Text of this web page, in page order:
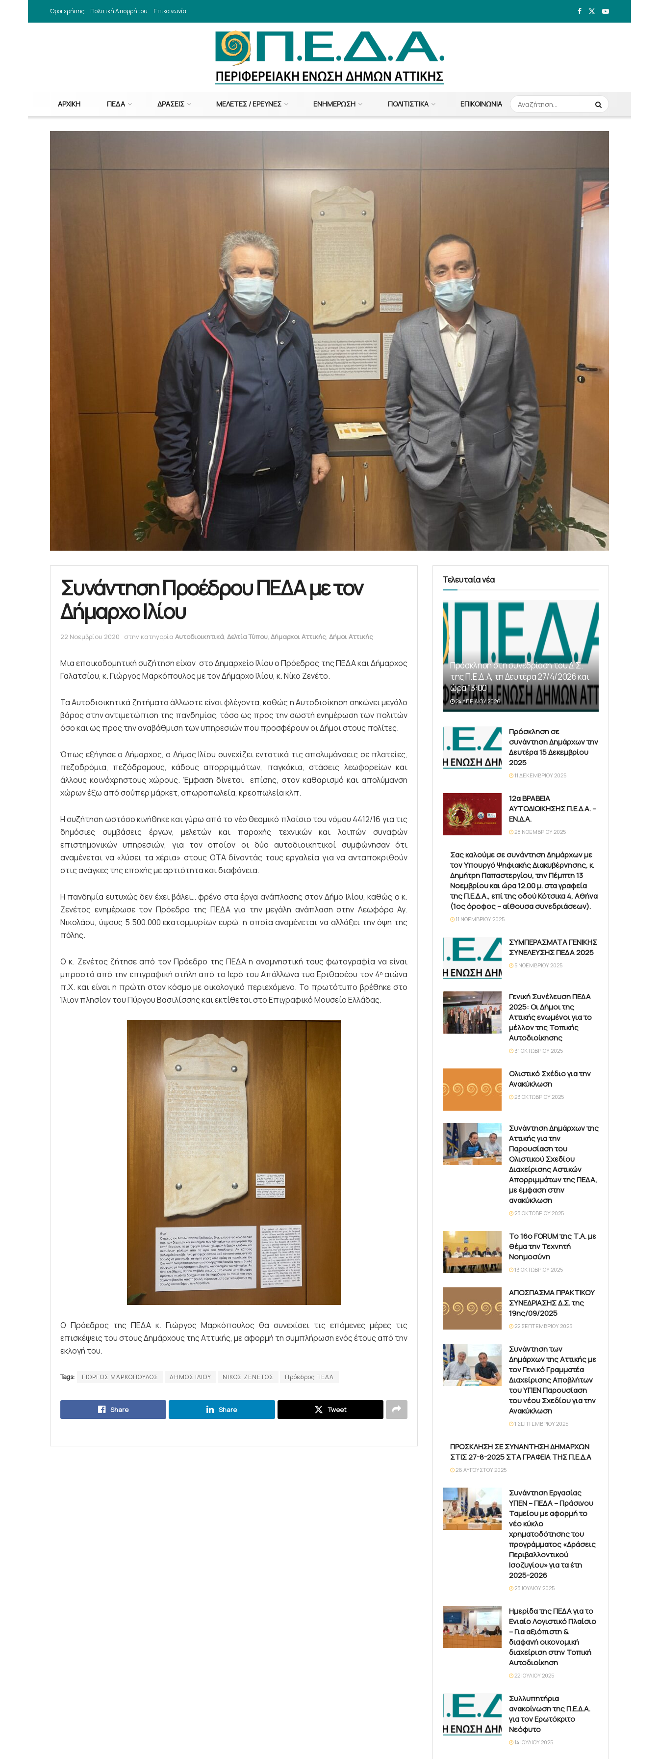
Όροι χρήσης Πολιτική Απορρήτου Επικοινωνία
ΑΡΧΙΚΉ ΠΕΔΑ ΔΡΆΣΕΙΣ ΜΕΛΈΤΕΣ / ΈΡΕΥΝΕΣ ΕΝΗΜΈΡΩΣΗ ΠΟΛΙΤΙΣΤΙΚΆ ΕΠΙΚΟΙΝΩΝΊΑ
Συνάντηση Προέδρου ΠΕΔΑ με τον
Δήμαρχο Ιλίου
22 Νοεμβρίου 2020 στην κατηγορία Αυτοδιοικητικά, Δελτία Τύπου, Δήμαρχοι Αττικής, Δήμοι Αττικής
Μια εποικοδομητική συζήτηση είχαν στο Δημαρχείο Ιλίου ο Πρόεδρος της ΠΕΔΑ και Δήμαρχος
Γαλατσίου, κ. Γιώργος Μαρκόπουλος με τον Δήμαρχο Ιλίου, κ. Νίκο Ζενέτο.
Τα Αυτοδιοικητικά ζητήματα άλλωστε είναι φλέγοντα, καθώς η Αυτοδιοίκηση σηκώνει μεγάλο
βάρος στην αντιμετώπιση της πανδημίας, τόσο ως προς την σωστή ενημέρωση των πολιτών
όσο και ως προς την αναβάθμιση των υπηρεσιών που προσφέρουν οι Δήμοι στους πολίτες.
Όπως εξήγησε ο Δήμαρχος, ο Δήμος Ιλίου συνεχίζει εντατικά τις απολυμάνσεις σε πλατείες,
πεζοδρόμια, πεζόδρομους, κάδους απορριμμάτων, παγκάκια, στάσεις λεωφορείων και
άλλους κοινόχρηστους χώρους. Έμφαση δίνεται επίσης, στον καθαρισμό και απολύμανση
χώρων έξω από σούπερ μάρκετ, οπωροπωλεία, κρεοπωλεία κλπ.
Η συζήτηση ωστόσο κινήθηκε και γύρω από το νέο θεσμικό πλαίσιο του νόμου 4412/16 για τις
δημόσιες συμβάσεις έργων, μελετών και παροχής τεχνικών και λοιπών συναφών
επιστημονικών υπηρεσιών, για τον οποίον οι δύο αυτοδιοικητικοί συμφώνησαν ότι
αναμένεται να «λύσει τα χέρια» στους ΟΤΑ δίνοντάς τους εργαλεία για να ανταποκριθούν
στις ανάγκες της εποχής με αρτιότητα και διαφάνεια.
Η πανδημία ευτυχώς δεν έχει βάλει… φρένο στα έργα ανάπλασης στον Δήμο Ιλίου, καθώς ο κ.
Ζενέτος ενημέρωσε τον Πρόεδρο της ΠΕΔΑ για την μεγάλη ανάπλαση στην Λεωφόρο Αγ.
Νικολάου, ύψους 5.500.000 εκατομμυρίων ευρώ, η οποία αναμένεται να αλλάξει την όψη της
πόλης.
Ο κ. Ζενέτος ζήτησε από τον Πρόεδρο της ΠΕΔΑ η αναμνηστική τους φωτογραφία να είναι
μπροστά από την επιγραφική στήλη από το Ιερό του Απόλλωνα τυο Εριθασέου τον 4οαιώνα
π.Χ. και είναι η πρώτη στον κόσμο με οικολογικό περιεχόμενο. Το πρωτότυπο βρέθηκε στο
Ίλιον πλησίον του Πύργου Βασιλίσσης και εκτίθεται στο Επιγραφικό Μουσείο Ελλάδας.
Ο Πρόεδρος της ΠΕΔΑ κ. Γιώργος Μαρκόπουλος θα συνεχίσει τις επόμενες μέρες τις
επισκέψεις του στους Δημάρχους της Αττικής, με αφορμή τη συμπλήρωση ενός έτους από την
εκλογή του.
Tags: ΓΙΩΡΓΟΣ ΜΑΡΚΟΠΟΥΛΟΣ ΔΗΜΟΣ ΙΛΙΟΥ ΝΙΚΟΣ ΖΕΝΕΤΟΣ Πρόεδρος ΠΕΔΑ
Share Share Tweet
Τελευταία νέα
Πρόσκληση στη συνεδρίαση του Δ.Σ.
της Π.Ε.Δ.Α, τη Δευτέρα 27/4/2026 και
ώρα 13:00
24 ΑΠΡΙΛΊΟΥ 2026
Πρόσκληση σε
συνάντηση Δημάρχων την
Δευτέρα 15 Δεκεμβρίου
2025
11 ΔΕΚΕΜΒΡΊΟΥ 2025
12α ΒΡΑΒΕΙΑ
ΑΥΤΟΔΙΟΙΚΗΣΗΣ Π.Ε.Δ.Α. –
ΕΝ.Δ.Α.
28 ΝΟΕΜΒΡΊΟΥ 2025
Σας καλούμε σε συνάντηση Δημάρχων με
τον Υπουργό Ψηφιακής Διακυβέρνησης, κ.
Δημήτρη Παπαστεργίου, την Πέμπτη 13
Νοεμβρίου και ώρα 12.00 μ. στα γραφεία
της Π.Ε.Δ.Α., επί της οδού Κότσικα 4, Αθήνα
(1ος όροφος – αίθουσα συνεδριάσεων).
11 ΝΟΕΜΒΡΊΟΥ 2025
ΣΥΜΠΕΡΑΣΜΑΤΑ ΓΕΝΙΚΗΣ
ΣΥΝΕΛΕΥΣΗΣ ΠΕΔΑ 2025
5 ΝΟΕΜΒΡΊΟΥ 2025
Γενική Συνέλευση ΠΕΔΑ
2025: Οι Δήμοι της
Αττικής ενωμένοι για το
μέλλον της Τοπικής
Αυτοδιοίκησης
31 ΟΚΤΩΒΡΊΟΥ 2025
Ολιστικό Σχέδιο για την
Ανακύκλωση
23 ΟΚΤΩΒΡΊΟΥ 2025
Συνάντηση Δημάρχων της
Αττικής για την
Παρουσίαση του
Ολιστικού Σχεδίου
Διαχείρισης Αστικών
Απορριμμάτων της ΠΕΔΑ,
με έμφαση στην
ανακύκλωση
23 ΟΚΤΩΒΡΊΟΥ 2025
Το 16ο FORUM της Τ.Α. με
θέμα την Τεχνητή
Νοημοσύνη
13 ΟΚΤΩΒΡΊΟΥ 2025
ΑΠΟΣΠΑΣΜΑ ΠΡΑΚΤΙΚΟΥ
ΣΥΝΕΔΡΙΑΣΗΣ Δ.Σ. της
19ης/09/2025
22 ΣΕΠΤΕΜΒΡΊΟΥ 2025
Συνάντηση των
Δημάρχων της Αττικής με
τον Γενικό Γραμματέα
Διαχείρισης Αποβλήτων
του ΥΠΕΝ Παρουσίαση
του νέου Σχεδίου για την
Ανακύκλωση
1 ΣΕΠΤΕΜΒΡΊΟΥ 2025
ΠΡΟΣΚΛΗΣΗ ΣΕ ΣΥΝΑΝΤΗΣΗ ΔΗΜΑΡΧΩΝ
ΣΤΙΣ 27-8-2025 ΣΤΑ ΓΡΑΦΕΙΑ ΤΗΣ Π.Ε.Δ.Α
26 ΑΥΓΟΎΣΤΟΥ 2025
Συνάντηση Εργασίας
ΥΠΕΝ – ΠΕΔΑ – Πράσινου
Ταμείου με αφορμή το
νέο κύκλο
χρηματοδότησης του
προγράμματος «Δράσεις
Περιβαλλοντικού
Ισοζυγίου» για τα έτη
2025-2026
23 ΙΟΥΛΊΟΥ 2025
Ημερίδα της ΠΕΔΑ για το
Ενιαίο Λογιστικό Πλαίσιο
– Για αξιόπιστη &
διαφανή οικονομική
διαχείριση στην Τοπική
Αυτοδιοίκηση
22 ΙΟΥΛΊΟΥ 2025
Συλλυπητήρια
ανακοίνωση της Π.Ε.Δ.Α.
για τον Ερωτόκριτο
Νεόφυτο
14 ΙΟΥΛΊΟΥ 2025